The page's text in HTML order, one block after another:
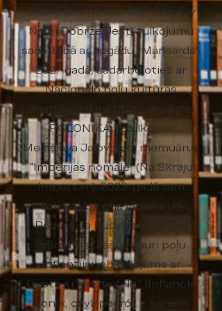
"Starp mums viss labi" (Między
Nami Dobrze Jest) tulkojumu
sadarbībā ar apgādu “Mansards”.
2021. gadā, sadarbojoties ar
Nacionālo poļu kultūras
mantojuma institūtu ārvalstīs
POLONIKA, iztulkojusi
Mečislava Jalovecka memuārus
"Impērijas nomalē" (Na Skraju
Imperium). 2023. gadā tam
sekoja Vojceha Vidlaka un
Radoslava Budziņska bērnu
grāmatas "Jāšus cauri poļu
Inflantijai jeb ceļojums ar
Gustavu Manteifelu” (Inflancki
konik, czyli podróż z panem